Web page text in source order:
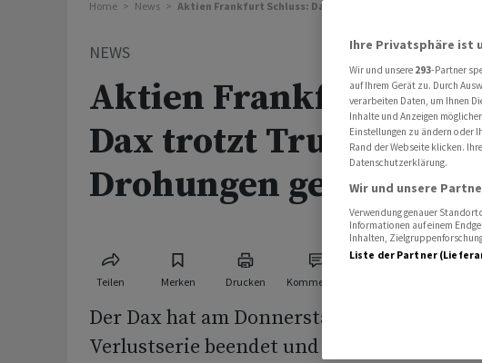
Home News Aktien Frankfurt Schluss: Dax trotzt Trump-Drohungen
NEWS
Aktien Frankfurt
Dax trotzt Trump-
Drohungen gegen den
Teilen Merken Drucken Kommentare
Der Dax hat am Donnerstag seine jüngste
Verlustserie beendet und geringfügig
Ihre Privatsphäre ist
Wir und unsere 293-Partner
auf Ihrem Gerät zu. Durch
verarbeiten Daten, um Ihnen
Inhalte und Anzeigen
Einstellungen zu ändern oder
Rand der Webseite klicken.
Datenschutzerklärung.
Wir und unsere
Verwendung genauer
Informationen auf einem
Inhalten,
Liste der Partner